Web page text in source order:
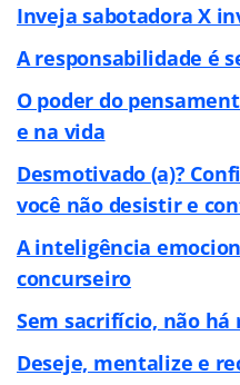
Inveja sabotadora X
A responsabilidade é
O poder do
e na vida
Desmotivado (a)?
você não desistir e
A inteligência
concurseiro
Sem sacrifício, não há
Deseje, mentalize e